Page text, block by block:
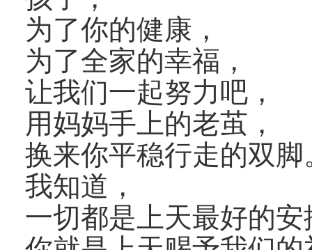
为了你的健康，
为了全家的幸福，
让我们一起努力吧，
用妈妈手上的老茧 ，
换来你平稳行走的双脚
我知道，
一切都是上天最好的安